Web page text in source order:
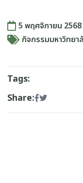
5 พฤศจิกายน 2568
กิจกรรมมหาวิทย
Tags:
Share: